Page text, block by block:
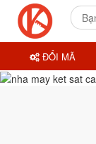
ĐỔI MÃ